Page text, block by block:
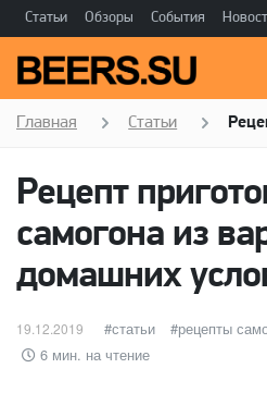
Статьи Обзоры События
Главная Статьи
Рецепт
самогона из
домашних
Опубликовано
19.12.2019 категории
статьи Метки
рецепты
6 мин. на чтение